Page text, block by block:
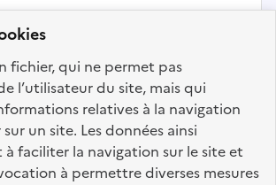
fichier, qui ne permet pas
l’utilisateur du site, mais qui
relatives à la navigation
un site. Les données ainsi
faciliter la navigation sur le site et
à permettre diverses mesures
maison de quartier -
D'AUBAGNE
et sports
:
Rhône(13)